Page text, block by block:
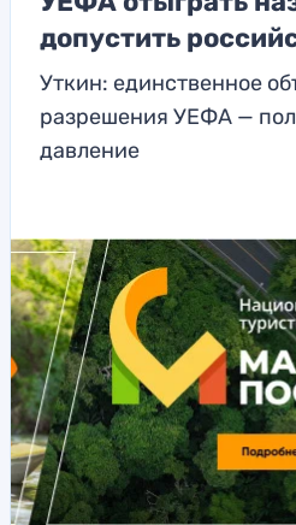
допустить
Уткин: единственное
разрешения УЕФА —
давление